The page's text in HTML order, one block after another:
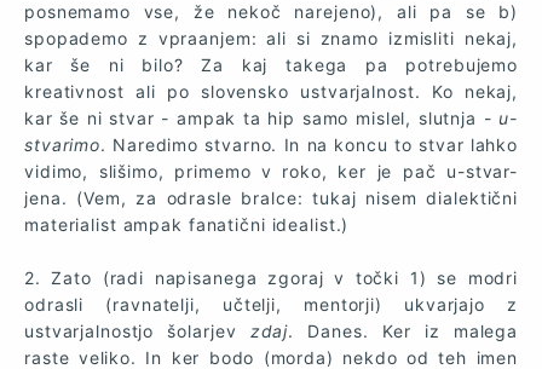
posnemamo vse, že nekoč narejeno), ali pa se b)
spopademo z vpraanjem: ali si znamo izmisliti nekaj,
kar še ni bilo? Za kaj takega pa potrebujemo
kreativnost ali po slovensko ustvarjalnost. Ko nekaj,
kar še ni stvar - ampak ta hip samo mislel, slutnja - u-
stvarimo. Naredimo stvarno. In na koncu to stvar lahko
vidimo, slišimo, primemo v roko, ker je pač u-stvar-
jena. (Vem, za odrasle bralce: tukaj nisem dialektični
materialist ampak fanatični idealist.)
2. Zato (radi napisanega zgoraj v točki 1) se modri
odrasli (ravnatelji, učtelji, mentorji) ukvarjajo z
ustvarjalnostjo šolarjev zdaj. Danes. Ker iz malega
raste veliko. In ker bodo (morda) nekdo od teh imen